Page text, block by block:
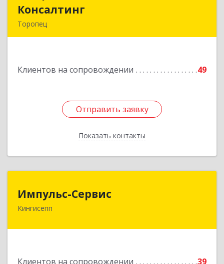
Консалтинг
Торопец
Клиентов на сопровождении 49
Отправить заявку
Показать контакты
Подробнее
Отправить заявку
Назад
Импульс-Сервис
Кингисепп
Клиентов на сопровождении 39
188480, Ленинградская обл, Кингисеппский р-н,